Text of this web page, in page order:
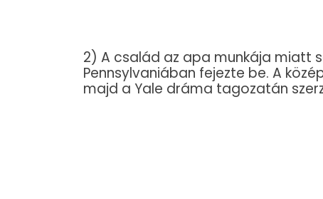
2) A család az apa munkája miatt
Pennsylvaniában fejezte be. A
majd a Yale dráma tagozatán